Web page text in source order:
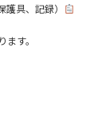
具、記録）
す。